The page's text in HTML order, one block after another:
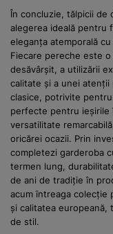
În concluzie, tălpicii de
alegerea ideală pentru
eleganța atemporală
Fiecare pereche este
desăvârșit, a utilizării
calitate și a unei atenții
clasice, potrivite
perfecte pentru ieșirile
versatilitate
oricărei ocazii. Prin
completezi garderoba
termen lung,
de ani de tradiție în
acum întreaga colecție
și calitatea europeană,
de stil.